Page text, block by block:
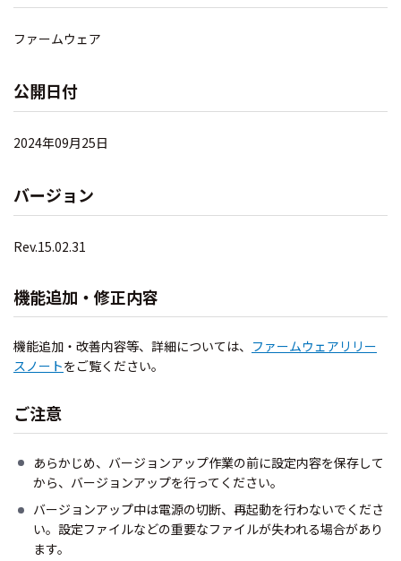
ファームウェア
公開日付
2024年09月25日
バージョン
Rev.15.02.31
機能追加・修正内容
機能追加・改善内容等、詳細については、 ファームウェアリリー
スノートをご覧ください。
ご注意
あらかじめ、バージョンアップ作業の前に設定内容を保存して
から、バージョンアップを行ってください。
バージョンアップ中は電源の切断、再起動を行わないでくださ
い。設定ファイルなどの重要なファイルが失われる場合があり
ます。